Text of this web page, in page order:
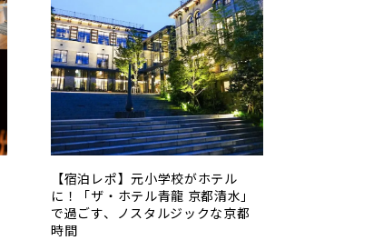
【宿泊レポ】元小学校がホテル
に！「ザ・ホテル青龍 京都清水」
で過ごす、ノスタルジックな京都
時間